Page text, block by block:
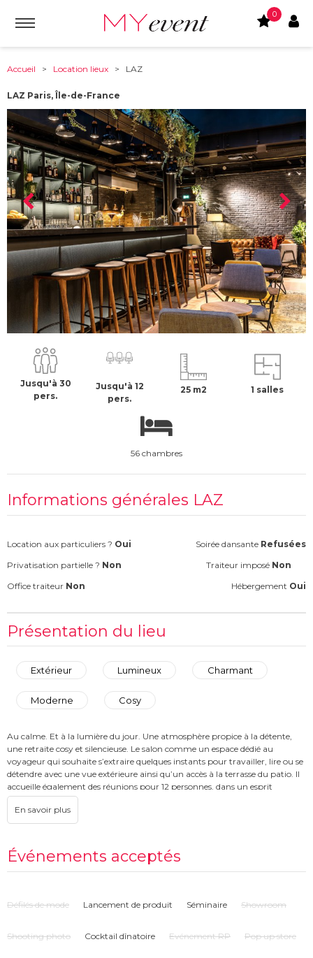
0
Accueil > Location lieux > LAZ
LAZ Paris, Île-de-France
75009 Paris, Île-de-France À partir de :
600 €H.T
Jusqu'à 30
pers.
Jusqu'à 12
pers.
25 m2 1 salles
56 chambres
Informations générales LAZ
Location aux particuliers ? Oui Soirée dansante Refusées
Privatisation partielle ? Non Traiteur imposé Non
Office traiteur Non Hébergement Oui
Présentation du lieu
Extérieur Lumineux Charmant
Moderne Cosy
Au calme. Et à la lumière du jour. Une atmosphère propice à la détente,
une retraite cosy et silencieuse. Le salon comme un espace dédié au
voyageur qui souhaite s’extraire quelques instants pour travailler, lire ou se
détendre avec une vue extérieure ainsi qu’un accès à la terrasse du patio. Il
accueille également des réunions pour 12 personnes, dans un esprit
intimiste et personnalisé. Privatisation sur demande avec accès à la
terrasse patio végétalisée.
Événements acceptés
Défilés de mode Lancement de produit Séminaire Showroom
Shooting photo Cocktail dînatoire Evénement RP Pop up store